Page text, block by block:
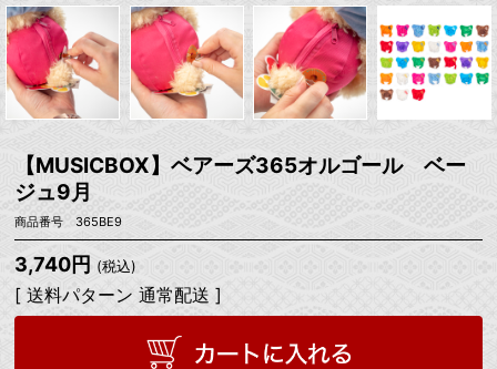
【MUSICBOX】ベアーズ365オルゴール ベー
ジュ9月
商品番号 365BE9
3,740円 (税込)
[ 送料パターン 通常配送 ]